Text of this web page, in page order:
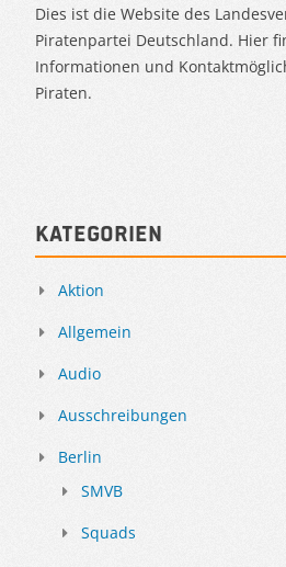
Dies ist die Website des
Piratenpartei Deutschland. Hier
Informationen und
Piraten.
Kategorien
Aktion
Allgemein
Audio
Ausschreibungen
Berlin
SMVB
Squads